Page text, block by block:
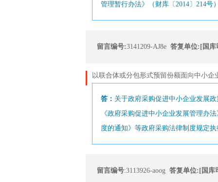
管理暂行办法》（财库〔2014〕214
留言编号:3141209-AJ8e答复单位:[国库
以联合体或分包形式预留份额面向中小
答： 关于政府采购促进中小企业发展
《政府采购促进中小企业发展管理办
度的通知》等政府采购法律制度规定
留言编号:3113926-aoog答复单位:[国库